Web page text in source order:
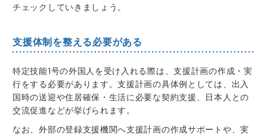
チェックしていきましょう。
支援体制を整える必要がある
特定技能1号の外国人を受け入れる際は、支援計画の作成・実
行をする必要があります。支援計画の具体例としては、出入
国時の送迎や住居確保・生活に必要な契約支援、日本人との
交流促進などが挙げられます。
なお、外部の登録支援機関へ支援計画の作成サポートや、実